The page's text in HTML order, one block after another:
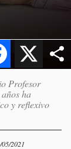
X
Facebook
Profesor
ha
y reflexivo
2021